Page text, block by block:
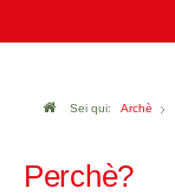
Sei qui: Archè
Perchè?